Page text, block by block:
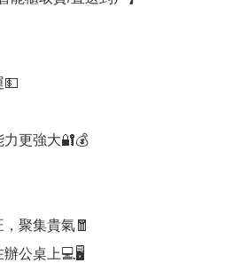
💵
更強大🔐💰
聚集貴氣🧧
公桌上💻🖥